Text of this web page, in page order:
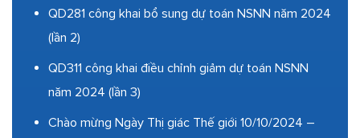
QD281 công khai bổ sung dự toán NSNN năm 2024
(lần 2)
QD311 công khai điều chỉnh giảm dự toán NSNN
năm 2024 (lần 3)
Chào mừng Ngày Thị giác Thế giới 10/10/2024 –